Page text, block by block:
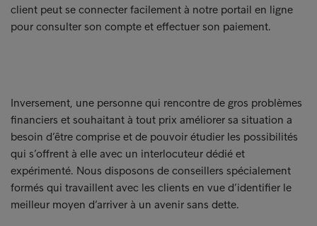
client peut se connecter facilement à notre portail en ligne
pour consulter son compte et effectuer son paiement.
Inversement, une personne qui rencontre de gros problèmes
financiers et souhaitant à tout prix améliorer sa situation a
besoin d’être comprise et de pouvoir étudier les possibilités
qui s’offrent à elle avec un interlocuteur dédié et
expérimenté. Nous disposons de conseillers spécialement
formés qui travaillent avec les clients en vue d’identifier le
meilleur moyen d’arriver à un avenir sans dette.